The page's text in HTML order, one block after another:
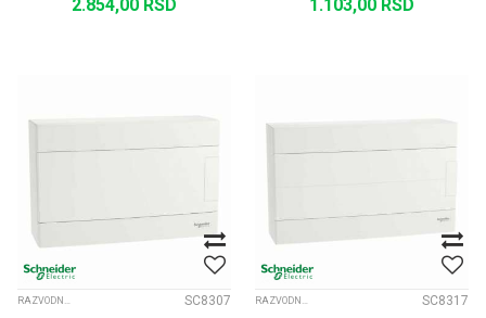
2.854,00 RSD 1.103,00 RSD
RAZVODNE TABLE EASY PRAGMA SC8307 RAZVODNE TABLE EASY PRAGMA SC8317